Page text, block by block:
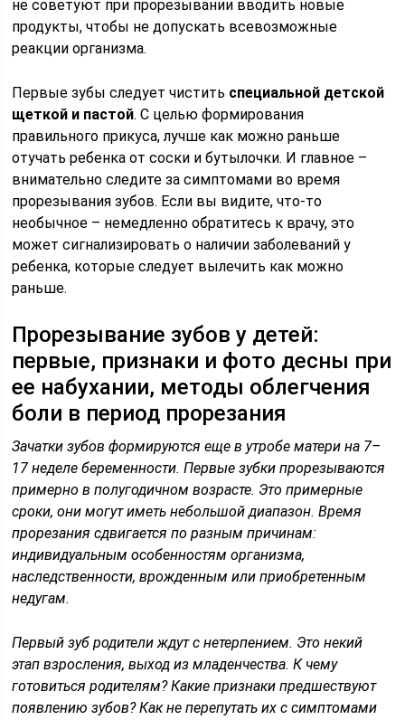
не советуют при прорезывании вводить новые
продукты, чтобы не допускать всевозможные
реакции организма.
Первые зубы следует чистить специальной детской
щеткой и пастой. С целью формирования
правильного прикуса, лучше как можно раньше
отучать ребенка от соски и бутылочки. И главное –
внимательно следите за симптомами во время
прорезывания зубов. Если вы видите, что-то
необычное – немедленно обратитесь к врачу, это
может сигнализировать о наличии заболеваний у
ребенка, которые следует вылечить как можно
раньше.
Прорезывание зубов у детей:
первые, признаки и фото десны при
ее набухании, методы облегчения
боли в период прорезания
Зачатки зубов формируются еще в утробе матери на 7–
17 неделе беременности. Первые зубки прорезываются
примерно в полугодичном возрасте. Это примерные
сроки, они могут иметь небольшой диапазон. Время
прорезания сдвигается по разным причинам:
индивидуальным особенностям организма,
наследственности, врожденным или приобретенным
недугам.
Первый зуб родители ждут с нетерпением. Это некий
этап взросления, выход из младенчества. К чему
готовиться родителям? Какие признаки предшествуют
появлению зубов? Как не перепутать их с симптомами